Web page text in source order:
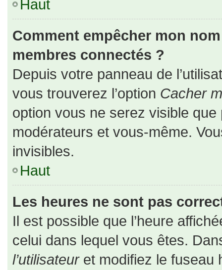
Haut
Comment empêcher mon
membres connectés ?
Depuis votre panneau de
vous trouverez l’option Cacher
option vous ne serez visible
modérateurs et vous-même.
invisibles.
Haut
Les heures ne sont pas
Il est possible que l’heure
celui dans lequel vous êtes.
l’utilisateuret modifiez le fuseau